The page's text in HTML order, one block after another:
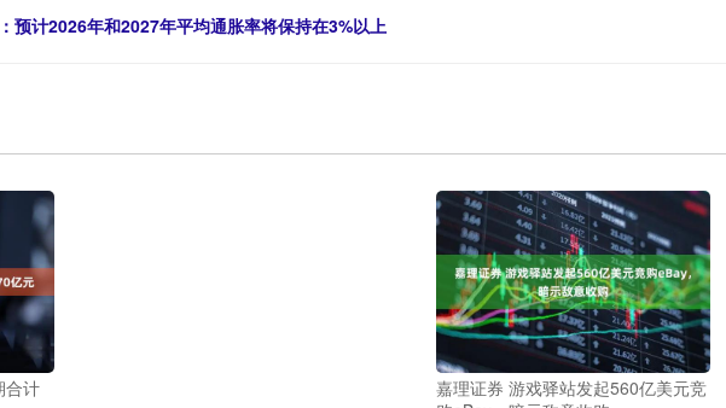
预计2026年和2027年平均通胀率将保持在3%以上
合计
嘉理证券 游戏驿站发起560亿美元竞